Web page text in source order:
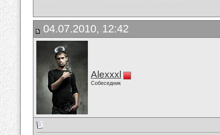
04.07.2010, 12:42
Alexxxl
Собеседник